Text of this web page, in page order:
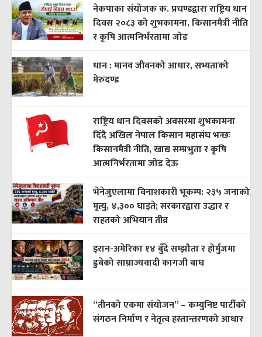
नेकपाका संयोजक क. प्रचण्डद्वारा राष्ट्रिय धान
दिवस २०८३ को शुभकामना, किसानमैत्री नीति
र कृषि आत्मनिर्भरतामा जोड
धान : मानव जीवनको आधार, सभ्यताको
मेरुदण्ड
राष्ट्रिय धान दिवसको अवसरमा शुभकामना
दिँदै अखिल नेपाल किसान महासंघ भन्छः
किसानमैत्री नीति, खाद्य सम्प्रभुता र कृषि
आत्मनिर्भरतामा जोड देऊ
भेनेजुएलामा विनाशकारी भूकम्प: २३५ जनाको
मृत्यु, ४,३०० घाइते; सरकारद्वारा उद्धार र
राहतको अभियान तीव्र
इरान-अमेरिका १४ बुँदे सम्झौता र होर्मुजमा
डुबेको साम्राज्यवादी कागजी बाघ
“तीनको एकमा संयोजन” – कम्युनिष्ट पार्टीको
संगठन निर्माण र नेतृत्व हस्तान्तरणको आधार